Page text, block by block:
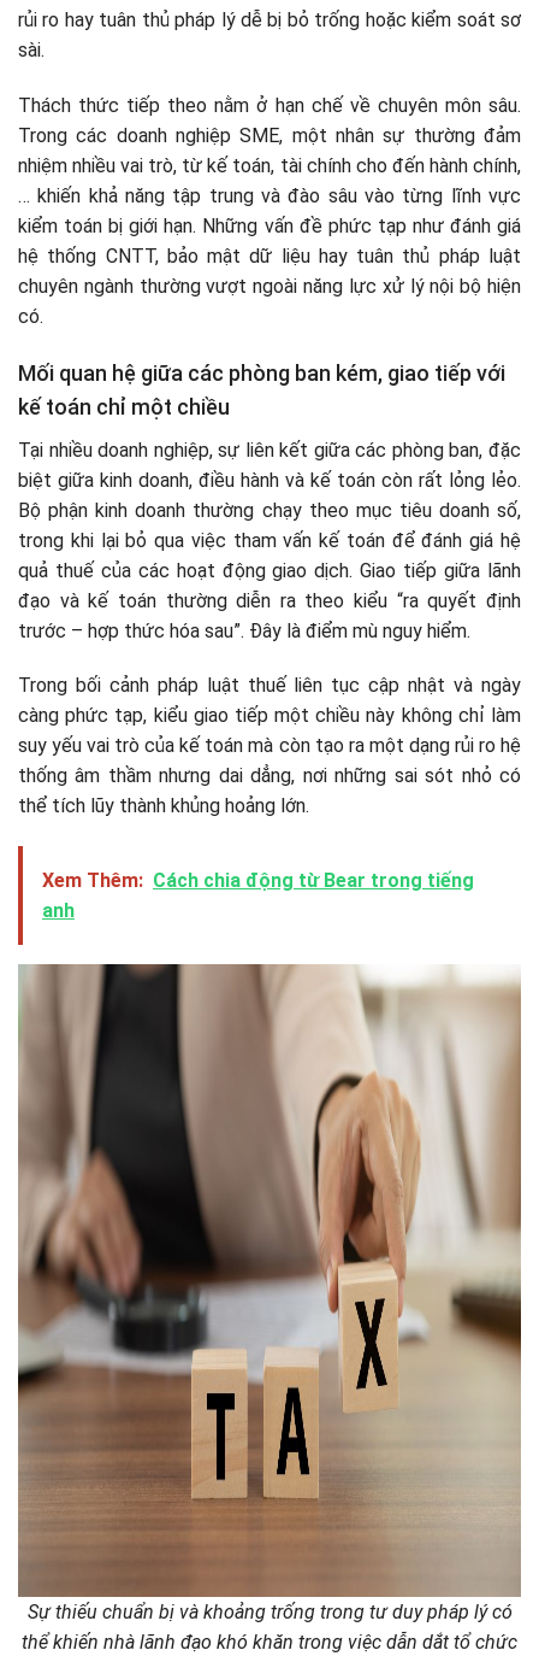
rủi ro hay tuân thủ pháp lý dễ bị bỏ trống hoặc kiểm soát sơ
sài.
Thách thức tiếp theo nằm ở hạn chế về chuyên môn sâu.
Trong các doanh nghiệp SME, một nhân sự thường đảm
nhiệm nhiều vai trò, từ kế toán, tài chính cho đến hành chính,
… khiến khả năng tập trung và đào sâu vào từng lĩnh vực
kiểm toán bị giới hạn. Những vấn đề phức tạp như đánh giá
hệ thống CNTT, bảo mật dữ liệu hay tuân thủ pháp luật
chuyên ngành thường vượt ngoài năng lực xử lý nội bộ hiện
có.
Mối quan hệ giữa các phòng ban kém, giao tiếp với
kế toán chỉ một chiều
Tại nhiều doanh nghiệp, sự liên kết giữa các phòng ban, đặc
biệt giữa kinh doanh, điều hành và kế toán còn rất lỏng lẻo.
Bộ phận kinh doanh thường chạy theo mục tiêu doanh số,
trong khi lại bỏ qua việc tham vấn kế toán để đánh giá hệ
quả thuế của các hoạt động giao dịch. Giao tiếp giữa lãnh
đạo và kế toán thường diễn ra theo kiểu “ra quyết định
trước – hợp thức hóa sau”. Đây là điểm mù nguy hiểm.
Trong bối cảnh pháp luật thuế liên tục cập nhật và ngày
càng phức tạp, kiểu giao tiếp một chiều này không chỉ làm
suy yếu vai trò của kế toán mà còn tạo ra một dạng rủi ro hệ
thống âm thầm nhưng dai dẳng, nơi những sai sót nhỏ có
thể tích lũy thành khủng hoảng lớn.
Xem Thêm: Cách chia động từ Bear trong tiếng
anh
Sự thiếu chuẩn bị và khoảng trống trong tư duy pháp lý có
thể khiến nhà lãnh đạo khó khăn trong việc dẫn dắt tổ chức